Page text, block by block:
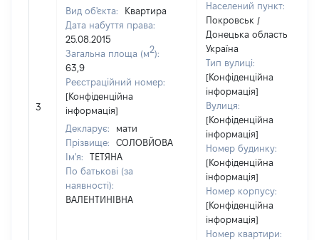
3
Вид об'єкта:
Квартира
Дата набуття права:
25.08.2015
Загальна площа (м2):
63,9
Реєстраційний номер:
[Конфіденційна
інформація]
Декларує:
мати
Прізвище:
СОЛОВЙОВА
Ім'я:
ТЕТЯНА
По батькові (за
наявності):
ВАЛЕНТИНІВНА
Населений пункт:
Покровськ /
Донецька область /
Україна
Тип вулиці:
[Конфіденційна
інформація]
Вулиця:
[Конфіденційна
інформація]
Номер будинку:
[Конфіденційна
інформація]
Номер корпусу:
[Конфіденційна
інформація]
Номер квартири: